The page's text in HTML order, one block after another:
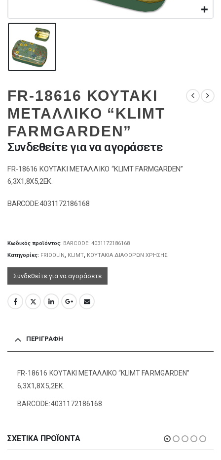
FR-18616 ΚΟΥΤΑΚΙ
ΜΕΤΑΛΛΙΚΟ “KLIMT
FARMGARDEN”
Συνδεθείτε για να αγοράσετε
FR-18616 ΚΟΥΤΑΚΙ ΜΕΤΑΛΛΙΚΟ “KLIMT FARMGARDEN”
6,3Χ1,8Χ5,2ΕΚ.
BARCODE:4031172186168
Κωδικός προϊόντος: BARCODE: 4031172186168
Κατηγορίες: FRIDOLIN, KLIMT, ΚΟΥΤΑΚΙΑ ΔΙΑΦΟΡΩΝ ΧΡΗΣΗΣ
Συνδεθείτε για να αγοράσετε
ΠΕΡΙΓΡΑΦΉ
FR-18616 ΚΟΥΤΑΚΙ ΜΕΤΑΛΛΙΚΟ “KLIMT FARMGARDEN”
6,3Χ1,8Χ5,2ΕΚ.
BARCODE:4031172186168
ΣΧΕΤΙΚΆ ΠΡΟΪΌΝΤΑ